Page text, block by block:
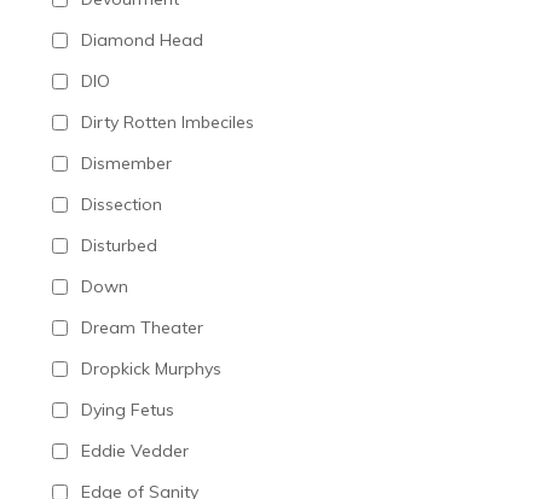
Diamond Head
DIO
Dirty Rotten Imbeciles
Dismember
Dissection
Disturbed
Down
Dream Theater
Dropkick Murphys
Dying Fetus
Eddie Vedder
Edge of Sanity